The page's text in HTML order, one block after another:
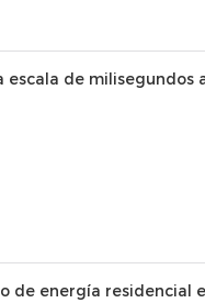
de
energía residencial